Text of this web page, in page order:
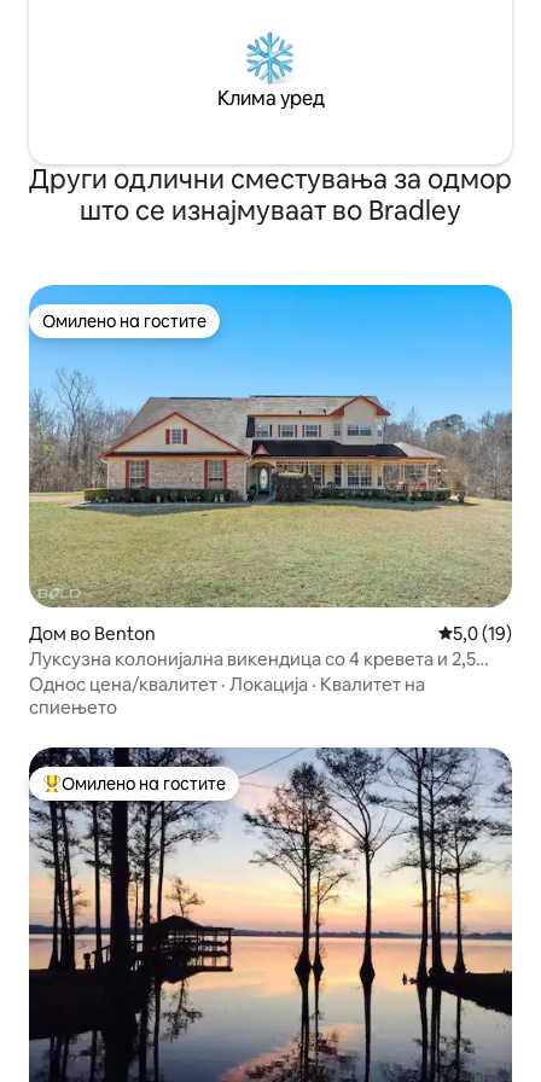
Клима уред
Други одлични сместувања за одмор
што се изнајмуваат во Bradley
Омилено на гостите
Омилено на гостите
Дом во Benton Просечна
5,0 (19)
Луксузна колонијална викендица со 4 кревета и 2,5
бањи на езерото
Однос цена/квалитет · Локација · Квалитет на
спиењето
Меѓу најуспешните „Омилени на гостите“
Омилено на гостите